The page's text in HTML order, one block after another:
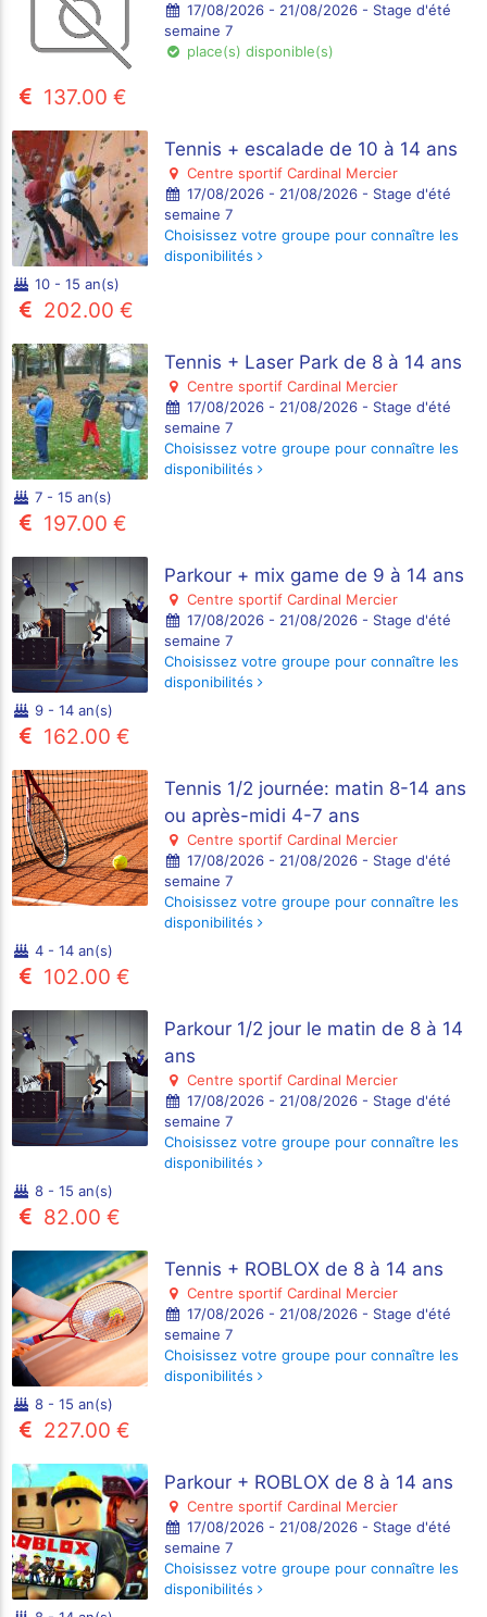
17/08/2026 - 21/08/2026 - Stage d'été
semaine 7
place(s) disponible(s)
137.00 €
Tennis + escalade de 10 à 14 ans
Centre sportif Cardinal Mercier
17/08/2026 - 21/08/2026 - Stage d'été
semaine 7
Choisissez votre groupe pour connaître les
disponibilités
10 - 15 an(s)
202.00 €
Tennis + Laser Park de 8 à 14 ans
Centre sportif Cardinal Mercier
17/08/2026 - 21/08/2026 - Stage d'été
semaine 7
Choisissez votre groupe pour connaître les
disponibilités
7 - 15 an(s)
197.00 €
Parkour + mix game de 9 à 14 ans
Centre sportif Cardinal Mercier
17/08/2026 - 21/08/2026 - Stage d'été
semaine 7
Choisissez votre groupe pour connaître les
disponibilités
9 - 14 an(s)
162.00 €
Tennis 1/2 journée: matin 8-14 ans
ou après-midi 4-7 ans
Centre sportif Cardinal Mercier
17/08/2026 - 21/08/2026 - Stage d'été
semaine 7
Choisissez votre groupe pour connaître les
disponibilités
4 - 14 an(s)
102.00 €
Parkour 1/2 jour le matin de 8 à 14
ans
Centre sportif Cardinal Mercier
17/08/2026 - 21/08/2026 - Stage d'été
semaine 7
Choisissez votre groupe pour connaître les
disponibilités
8 - 15 an(s)
82.00 €
Tennis + ROBLOX de 8 à 14 ans
Centre sportif Cardinal Mercier
17/08/2026 - 21/08/2026 - Stage d'été
semaine 7
Choisissez votre groupe pour connaître les
disponibilités
8 - 15 an(s)
227.00 €
Parkour + ROBLOX de 8 à 14 ans
Centre sportif Cardinal Mercier
17/08/2026 - 21/08/2026 - Stage d'été
semaine 7
Choisissez votre groupe pour connaître les
disponibilités